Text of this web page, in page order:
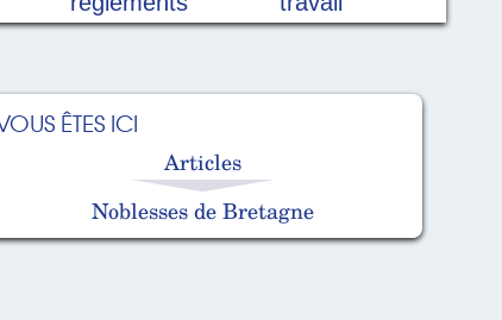
ÊTES ICI
Articles
Noblesses de Bretagne